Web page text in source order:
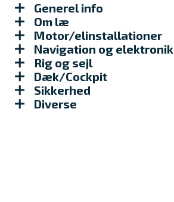
Generel info
Om læ
Motor/elinstallationer
Navigation og elektronik
Rig og sejl
Dæk/Cockpit
Sikkerhed
Diverse